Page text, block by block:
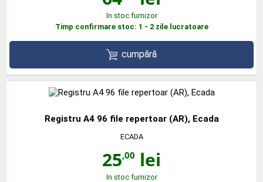
In stoc furnizor
Timp confirmare stoc: 1 - 2 zile lucratoare
cumpără
Registru A4 96 file repertoar (AR), Ecada
ECADA
25,00 lei
In stoc furnizor